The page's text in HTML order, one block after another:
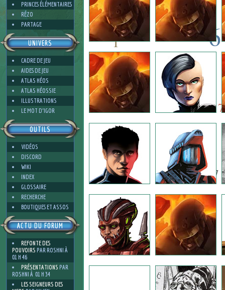
PRINCES ÉLÉMENTAIRES
RÉZO
PARTAGE
UNIVERS
CADRE DE JEU
AIDES DE JEU
ATLAS HÉOS
ATLAS HÉOSSIE
ILLUSTRATIONS
LE MOT D'IGOR
OUTILS
VIDÉOS
DISCORD
WIKI
INDEX
GLOSSAIRE
RECHERCHE
BOUTIQUES ET ASSOS
ACTU DU FORUM
REFONTE DES
POUVOIRS PAR ROSHNI À
01 H 46
PRÉSENTATIONS PAR
ROSHNI À 01 H 34
LES SEIGNEURS DES
7
6
5
6
5
7
2
1